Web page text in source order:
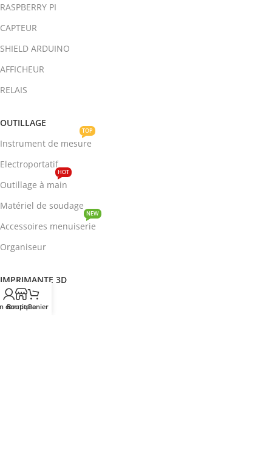
RASPBERRY PI
CAPTEUR
SHIELD ARDUINO
AFFICHEUR
RELAIS
OUTILLAGE
Instrument de mesure
TOP
Electroportatif
Outillage à main
HOT
Matériel de soudage
Accessoires menuiserie
NEW
Organiseur
IMPRIMANTE 3D
ROBOTIQUE
compte
BoutiquePanier